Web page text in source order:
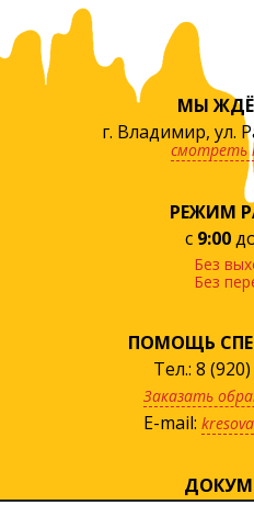
МЫ
г. Владимир, ул.
смотреть
РЕЖИМ
с 9:00
Без
Без
ПОМОЩЬ
Тел.: 8
Заказать
E-mail: